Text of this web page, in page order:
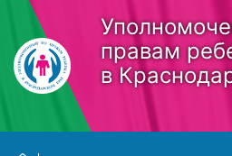
Skip to main content
правам
в